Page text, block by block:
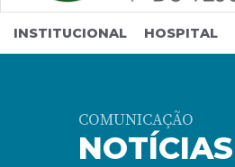
INSTITUCIONAL HOSPITAL
COMUNICAÇÃO
NOTÍCIAS